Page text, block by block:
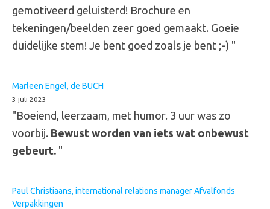
gemotiveerd geluisterd! Brochure en
tekeningen/beelden zeer goed gemaakt. Goeie
duidelijke stem! Je bent goed zoals je bent ;-) "
Marleen Engel, de BUCH
3 juli 2023
"Boeiend, leerzaam, met humor. 3 uur was zo
voorbij. Bewust worden van iets wat onbewust
gebeurt. "
Paul Christiaans, international relations manager Afvalfonds
Verpakkingen